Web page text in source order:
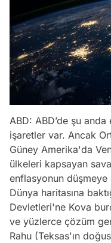
ABD: ABD’de şu
işaretler var. Ancak
Güney Amerika'da
ülkeleri kapsayan
enflasyonun
Dünya haritasına
Devletleri'ne Kova
ve yüzlerce çözüm
Rahu (Teksas'ın